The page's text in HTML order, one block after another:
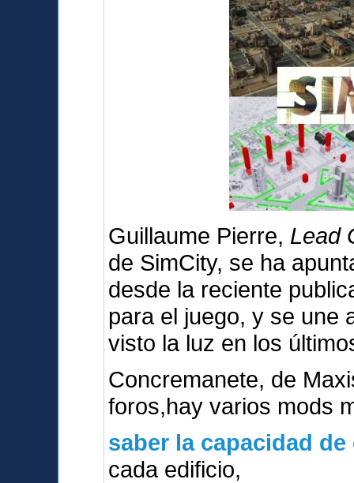
Guillaume Pierre, Lead
de SimCity, se ha
desde la reciente
para el juego, y se une
visto la luz en los
Concremanete, de
foros,hay varios mods
saber la capacidad de
cada edificio,